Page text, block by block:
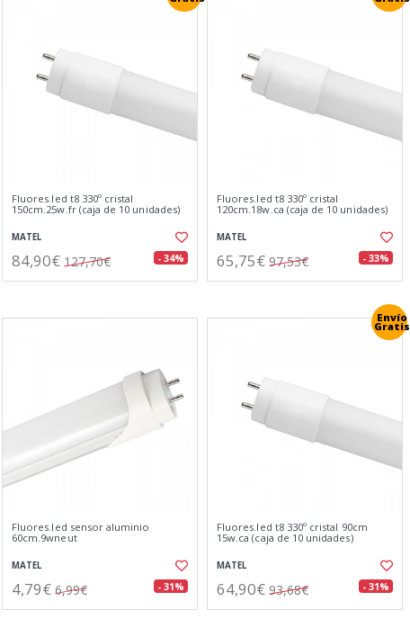
Fluores.led t8 330º cristal
150cm.25w.fr (caja de 10 unidades)
MATEL
84,90€ 127,70€ - 34%
Fluores.led t8 330º cristal
120cm.18w.ca (caja de 10 unidades)
MATEL
65,75€ 97,53€ - 33%
Fluores.led sensor aluminio
60cm.9wneut
MATEL
4,79€ 6,99€ - 31%
Envío
Gratis
Fluores.led t8 330º cristal 90cm
15w.ca (caja de 10 unidades)
MATEL
64,90€ 93,68€ - 31%